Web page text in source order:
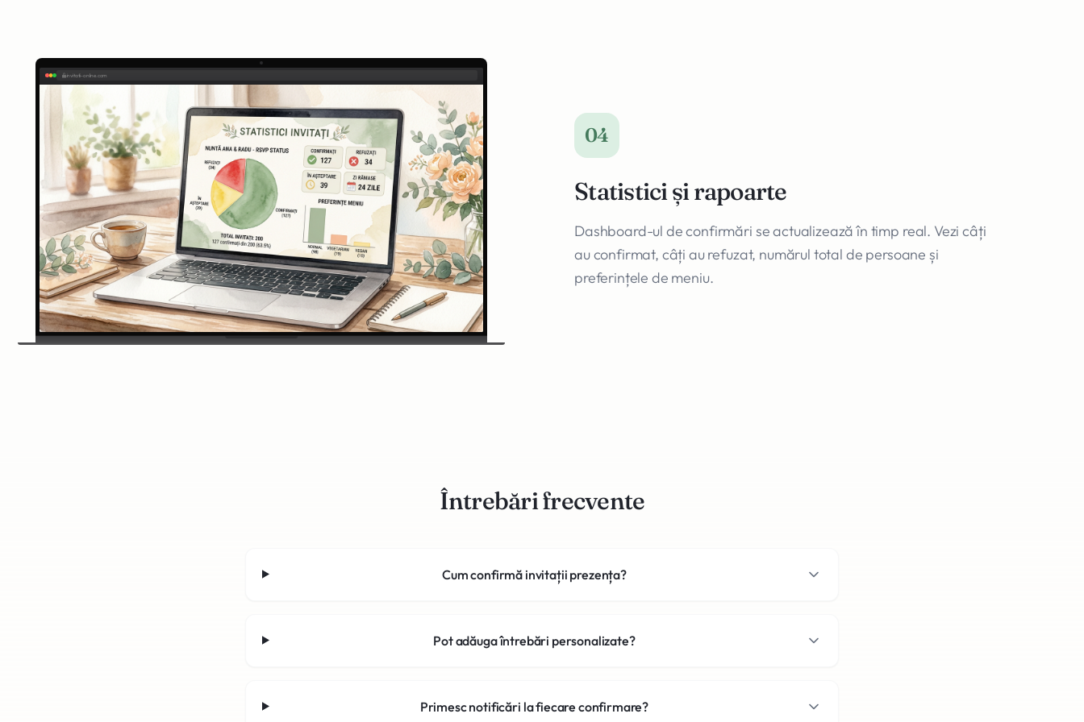
04
Statistici și rapoarte
Dashboard-ul de confirmări se actualizează în timp real. Vezi câți
au confirmat, câți au refuzat, numărul total de persoane și
preferințele de meniu.
invitatii-online.com
Întrebări frecvente
Cum confirmă invitații prezența?
Pot adăuga întrebări personalizate?
Primesc notificări la fiecare confirmare?